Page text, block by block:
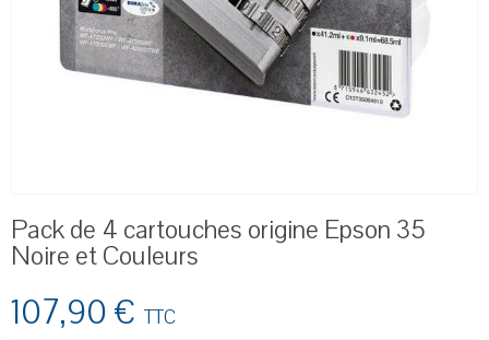
Pack de 4 cartouches origine Epson 35
Noire et Couleurs
107,90 €TTC